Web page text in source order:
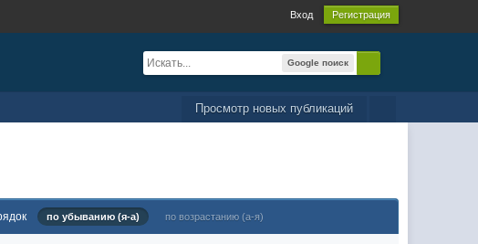
Вход Регистрация
Google поиск
Просмотр новых публикаций
по убыванию (я-а) по возрастанию (а-я)